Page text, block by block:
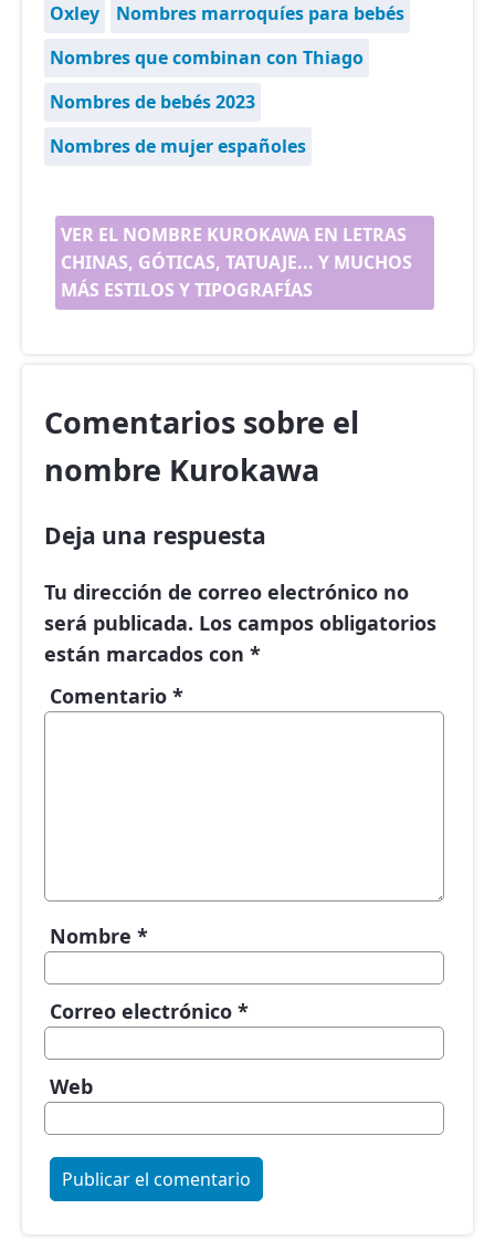
Oxley
Nombres marroquíes para bebés
Nombres que combinan con Thiago
Nombres de bebés 2023
Nombres de mujer españoles
VER EL NOMBRE KUROKAWA EN LETRAS
CHINAS, GÓTICAS, TATUAJE... Y MUCHOS
MÁS ESTILOS Y TIPOGRAFÍAS
Comentarios sobre el
nombre Kurokawa
Deja una respuesta
Tu dirección de correo electrónico no
será publicada. Los campos obligatorios
están marcados con *
Comentario *
Nombre *
Correo electrónico *
Web